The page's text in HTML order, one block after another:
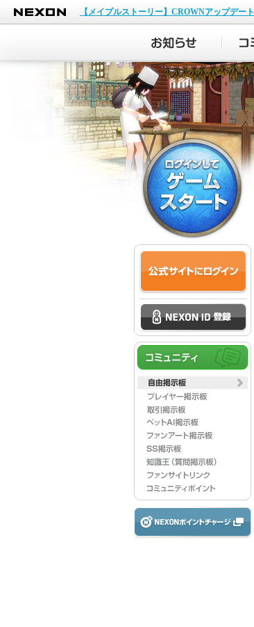
NEXON
【メイプルストーリー】CROWNアップデート